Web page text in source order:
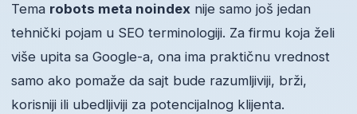
Tema robots meta noindex nije samo još jedan
tehnički pojam u SEO terminologiji. Za firmu koja želi
više upita sa Google-a, ona ima praktičnu vrednost
samo ako pomaže da sajt bude razumljiviji, brži,
korisniji ili ubedljiviji za potencijalnog klijenta.